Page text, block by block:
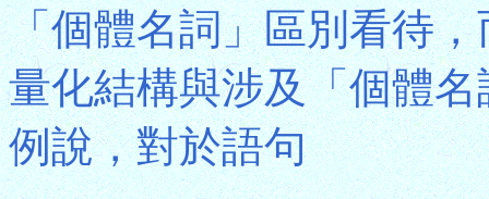
「個體名詞」區別看待
量化結構與涉及「個體
例說，對於語句